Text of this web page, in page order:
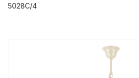
5028C/4